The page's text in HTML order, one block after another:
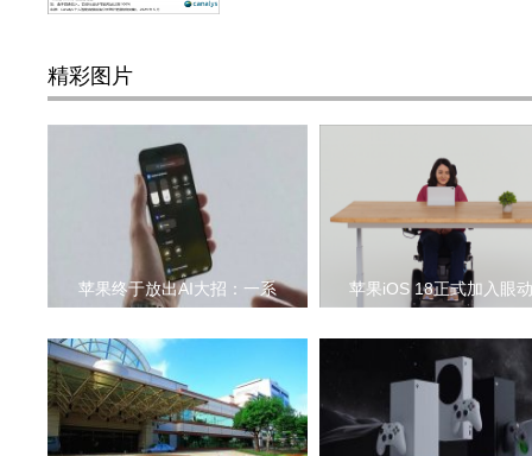
精彩图片
苹果终于放出AI大招：一系 苹果iOS 18正式加入眼